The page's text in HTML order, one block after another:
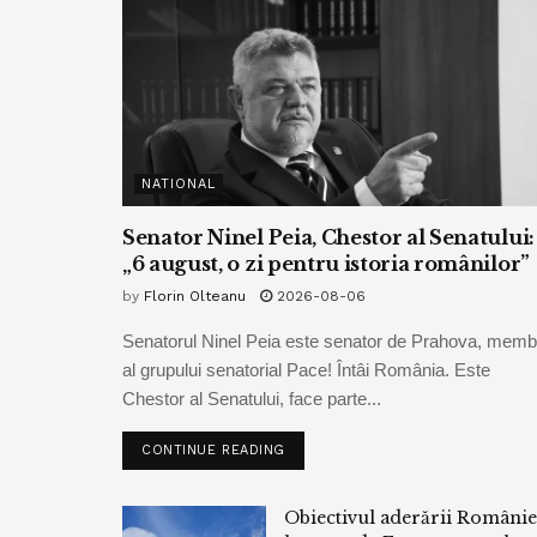
NATIONAL
Senator Ninel Peia, Chestor al Senatului:
„6 august, o zi pentru istoria românilor”
by Florin Olteanu 2026-08-06
Senatorul Ninel Peia este senator de Prahova,
al grupului senatorial Pace! Întâi România. Este
Chestor al Senatului, face parte...
CONTINUE READING
Obiectivul aderării